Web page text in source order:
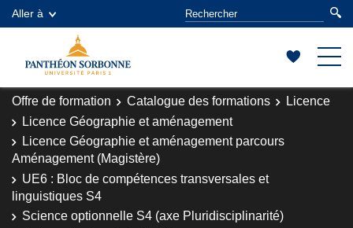
Aller à
Offre de formation Catalogue des formations
Licence
Licence Géographie et aménagement
Licence Géographie et aménagement parcours
Aménagement (Magistère)
UE6 : Bloc de compétences transversales et
linguistiques S4
Science optionnelle S4 (axe Pluridisciplinarité)